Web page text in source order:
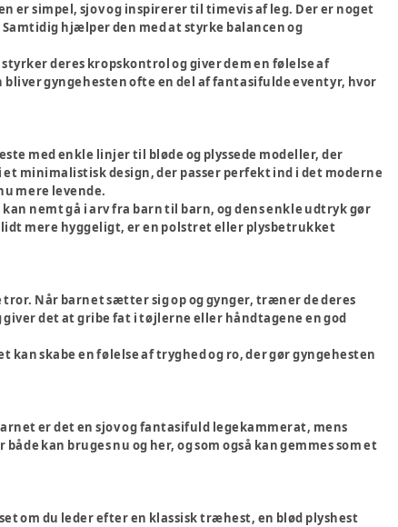
er simpel, sjov og inspirerer til timevis af leg. Der er noget
hjælper den med at styrke balancen og
deres kropskontrol og giver dem en følelse af
gyngehesten ofte en del af fantasifulde eventyr, hvor
med enkle linjer til bløde og plyssede modeller, der
minimalistisk design, der passer perfekt ind i det moderne
mere levende.
nemt gå i arv fra barn til barn, og dens enkle udtryk gør
lidt mere hyggeligt, er en polstret eller plysbetrukket
tror. Når barnet sætter sig op og gynger, træner de deres
det at gribe fat i tøjlerne eller håndtagene en god
skabe en følelse af tryghed og ro, der gør gyngehesten
er det en sjov og fantasifuld legekammerat, mens
kan bruges nu og her, og som også kan gemmes som et
om du leder efter en klassisk træhest, en blød plyshest